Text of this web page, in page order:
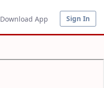
Download App Sign In